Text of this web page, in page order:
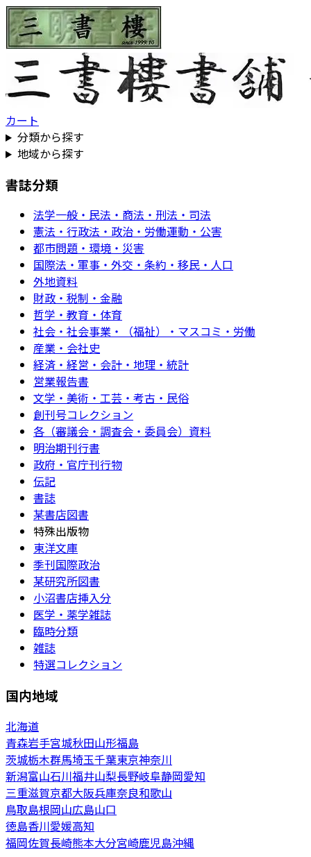
カート
分類から探す
地域から探す
書誌分類
法学一般・民法・商法・刑法・司法
憲法・行政法・政治・労働運動・公害
都市問題・環境・災害
国際法・軍事・外交・条約・移民・人口
外地資料
財政・税制・金融
哲学・教育・体育
社会・社会事業・（福祉）・マスコミ・労働
産業・会社史
経済・経営・会計・地理・統計
営業報告書
文学・美術・工芸・考古・民俗
創刊号コレクション
各（審議会・調査会・委員会）資料
明治期刊行書
政府・官庁刊行物
伝記
書誌
某書店図書
特殊出版物
東洋文庫
季刊国際政治
某研究所図書
小沼書店挿入分
医学・薬学雑誌
臨時分類
雑誌
特選コレクション
国内地域
北海道
青森岩手宮城秋田山形福島
茨城栃木群馬埼玉千葉東京神奈川
新潟富山石川福井山梨長野岐阜静岡愛知
三重滋賀京都大阪兵庫奈良和歌山
鳥取島根岡山広島山口
徳島香川愛媛高知
福岡佐賀長崎熊本大分宮崎鹿児島沖縄